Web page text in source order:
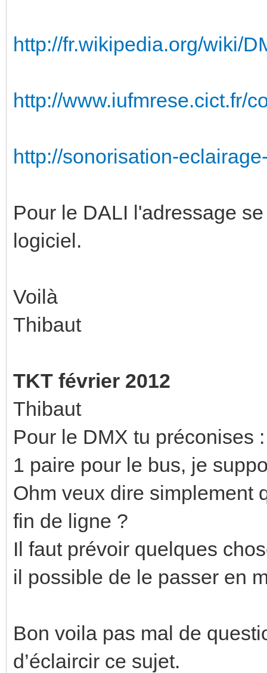
http://fr.wikipedia.org/wiki/
http://www.iufmrese.cict.fr/
http://sonorisation-
Pour le DALI l'adressage
logiciel.
Voilà
Thibaut
TKT février 2012
Thibaut
Pour le DMX tu préconises
1 paire pour le bus, je
Ohm veux dire simplement
fin de ligne ?
Il faut prévoir quelques
il possible de le passer en
Bon voila pas mal de
d’éclaircir ce sujet.